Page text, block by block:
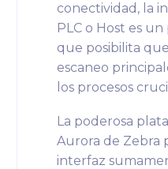
conectividad, la
PLC o Host es
que posibilita
escaneo
los procesos
La poderosa
Aurora de Zebra
interfaz